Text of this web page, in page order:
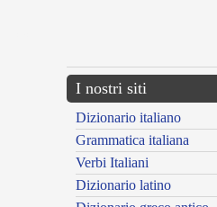
I nostri siti
Dizionario italiano
Grammatica italiana
Verbi Italiani
Dizionario latino